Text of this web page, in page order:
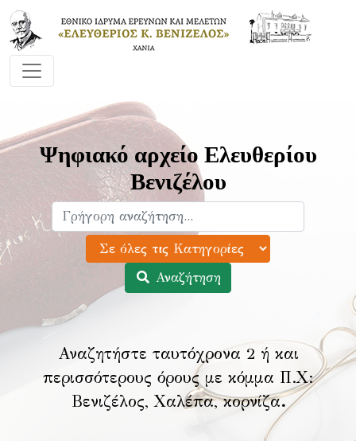
Ψηφιακό αρχείο Ελευθερίου
Βενιζέλου
Αναζήτηση
Αναζητήστε ταυτόχρονα 2 ή και
περισσότερους όρους με κόμμα Π.Χ:
Βενιζέλος, Χαλέπα, κορνίζα.